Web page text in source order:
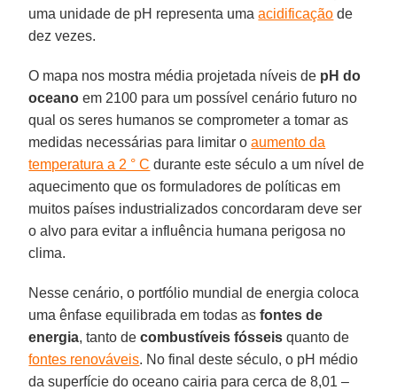
uma unidade de pH representa umaacidificação de
dez vezes.
O mapa nos mostra média projetada níveis de pH do
oceano em 2100 para um possível cenário futuro no
qual os seres humanos se comprometer a tomar as
medidas necessárias para limitar oaumento da
temperatura a 2 ° C durante este século a um nível de
aquecimento que os formuladores de políticas em
muitos países industrializados concordaram deve ser
o alvo para evitar a influência humana perigosa no
clima.
Nesse cenário, o portfólio mundial de energia coloca
uma ênfase equilibrada em todas asfontes de
energia, tanto decombustíveis fósseis quanto de
fontes renováveis. No final deste século, o pH médio
da superfície do oceano cairia para cerca de 8,01 –